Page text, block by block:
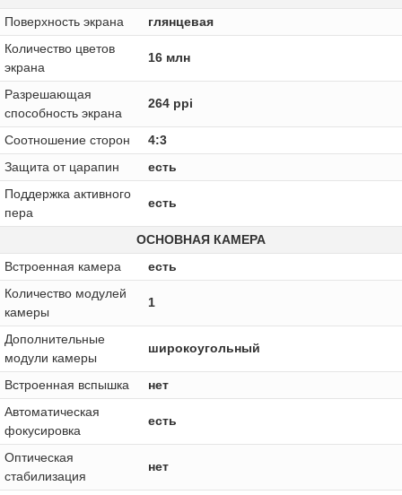
Поверхность экрана
глянцевая
Количество цветов
экрана
16 млн
Разрешающая
способность экрана
264 ppi
Соотношение сторон
4:3
Защита от царапин
есть
Поддержка активного
пера
есть
ОСНОВНАЯ КАМЕРА
Встроенная камера
есть
Количество модулей
камеры
1
Дополнительные
модули камеры
широкоугольный
Встроенная вспышка
нет
Автоматическая
фокусировка
есть
Оптическая
стабилизация
нет